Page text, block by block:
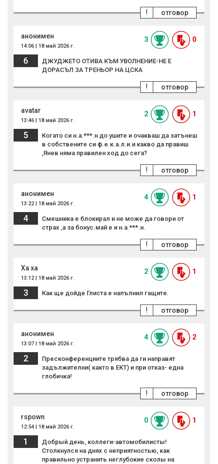
отговор
!
анонимен
14:06 | 18 май 2026 г.
3 0
6
ДЖУДЖЕТО ОТИВА КЪМ УВОЛНЕНИЕ-НЕ Е
ДОРАСЪЛ ЗА ТРЕНЬОР НА ЦСКА
отговор
!
avatar
13:46 | 18 май 2026 г.
2 1
5
Когато си н.а.***.н до ушите и очакваш да затънеш
в собствените си ф.е.к.а.л.и.и какво да правиш
,Янев няма правилен ход до сега?
отговор
!
анонимен
13:22 | 18 май 2026 г.
4 1
4
Смешника е блокирал и не може да говори от
страх ,а за бонус.май е и н.а.***.н.
отговор
!
Ха ха
13:12 | 18 май 2026 г.
2 1
3 Как ще дойде Глиста е напълнил гащите.
отговор
!
анонимен
13:07 | 18 май 2026 г.
4 2
2
Пресконференциите трябва да ги направят
задължителни( както в ЕКТ) и при отказ- една
глобичка!
отговор
!
rspown
12:54 | 18 май 2026 г.
0 1
1
Добрый день, коллеги-автомобилисты!
Столкнулся на днях с неприятностью, как
правильно устранить неглубокие сколы на